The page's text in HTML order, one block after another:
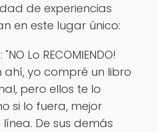
de experiencias
en este lugar único:
: "NO Lo RECOMIENDO!
ahí, yo compré un libro
pero ellos te lo
si lo fuera, mejor
De sus demás